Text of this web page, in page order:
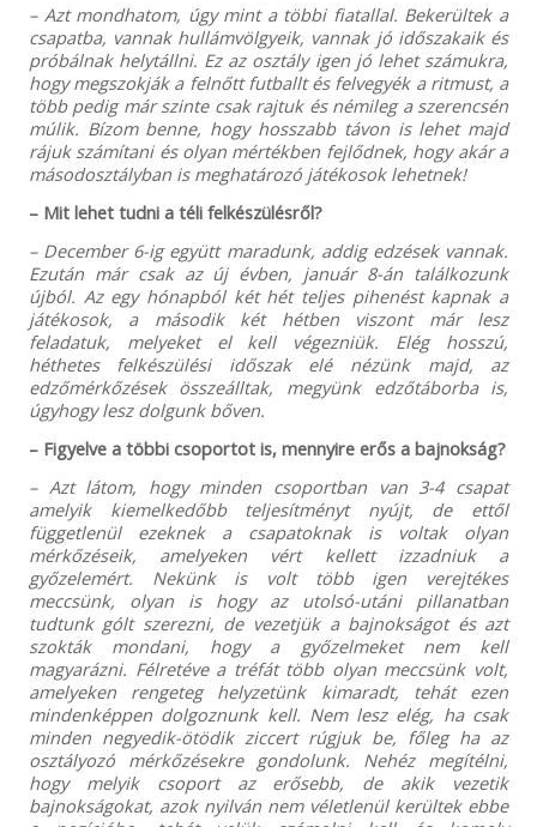
– Azt mondhatom, úgy mint a többi fiatallal. Bekerültek a
csapatba, vannak hullámvölgyeik, vannak jó időszakaik és
próbálnak helytállni. Ez az osztály igen jó lehet számukra,
hogy megszokják a felnőtt futballt és felvegyék a ritmust, a
több pedig már szinte csak rajtuk és némileg a szerencsén
múlik. Bízom benne, hogy hosszabb távon is lehet majd
rájuk számítani és olyan mértékben fejlődnek, hogy akár a
másodosztályban is meghatározó játékosok lehetnek!
– Mit lehet tudni a téli felkészülésről?
– December 6-ig együtt maradunk, addig edzések vannak.
Ezután már csak az új évben, január 8-án találkozunk
újból. Az egy hónapból két hét teljes pihenést kapnak a
játékosok, a második két hétben viszont már lesz
feladatuk, melyeket el kell végezniük. Elég hosszú,
héthetes felkészülési időszak elé nézünk majd, az
edzőmérkőzések összeálltak, megyünk edzőtáborba is,
úgyhogy lesz dolgunk bőven.
– Figyelve a többi csoportot is, mennyire erős a bajnokság?
– Azt látom, hogy minden csoportban van 3-4 csapat
amelyik kiemelkedőbb teljesítményt nyújt, de ettől
függetlenül ezeknek a csapatoknak is voltak olyan
mérkőzéseik, amelyeken vért kellett izzadniuk a
győzelemért. Nekünk is volt több igen verejtékes
meccsünk, olyan is hogy az utolsó-utáni pillanatban
tudtunk gólt szerezni, de vezetjük a bajnokságot és azt
szokták mondani, hogy a győzelmeket nem kell
magyarázni. Félretéve a tréfát több olyan meccsünk volt,
amelyeken rengeteg helyzetünk kimaradt, tehát ezen
mindenképpen dolgoznunk kell. Nem lesz elég, ha csak
minden negyedik-ötödik ziccert rúgjuk be, főleg ha az
osztályozó mérkőzésekre gondolunk. Nehéz megítélni,
hogy melyik csoport az erősebb, de akik vezetik
bajnokságokat, azok nyilván nem véletlenül kerültek ebbe